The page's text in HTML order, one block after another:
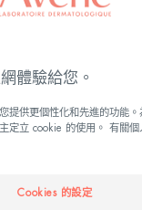
- 防曬
清爽 / 防曬同
體驗給您。
提供更個性化和先進的功能
定立 cookie 的使用。 有關
Cookies 的設定